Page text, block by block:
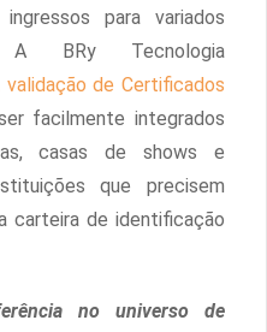
para variados
BRy Tecnologia
validação de Certificados
facilmente integrados
casas de shows e
que precisem
carteira de identificação
no universo de